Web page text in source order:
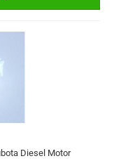
Diesel Motor